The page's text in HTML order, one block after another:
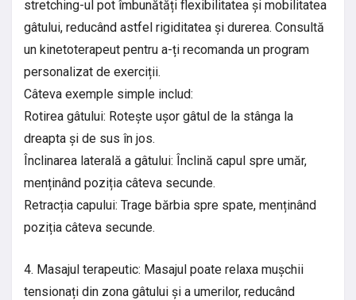
stretching-ul pot îmbunătăți flexibilitatea și mobilitatea
gâtului, reducând astfel rigiditatea și durerea. Consultă
un kinetoterapeut pentru a-ți recomanda un program
personalizat de exerciții.
Câteva exemple simple includ:
Rotirea gâtului: Rotește ușor gâtul de la stânga la
dreapta și de sus în jos.
Înclinarea laterală a gâtului: Înclină capul spre umăr,
menținând poziția câteva secunde.
Retracția capului: Trage bărbia spre spate, menținând
poziția câteva secunde.
4. Masajul terapeutic: Masajul poate relaxa mușchii
tensionați din zona gâtului și a umerilor, reducând